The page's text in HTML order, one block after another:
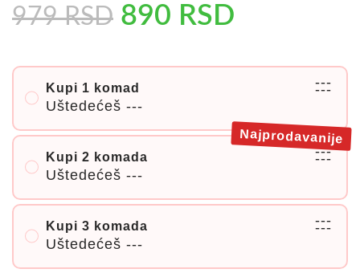
979RSD 890 RSD
Kupi 1 komad
Uštedećeš ---
---
---
Kupi 2 komada
Uštedećeš ---
---
---
Najprodavanije
Kupi 3 komada
Uštedećeš ---
---
---